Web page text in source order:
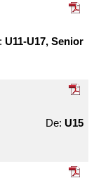
U11-U17, Senior
U15